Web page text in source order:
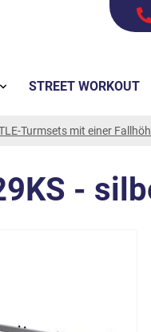
Turmsets mit einer
-
STREET WORKOUT